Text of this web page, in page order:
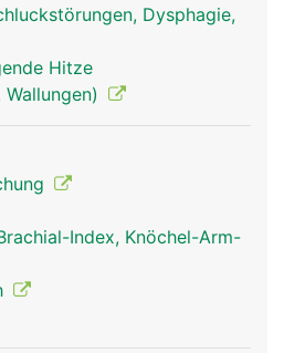
Unterbrechung für mehrere
bleibenden Schäden.
vom umliegenden
umgebenden Hirnhäuten,
Rückenmark-Flüssigkeit
abzudämpfen. Über den
auch mit Nährstoffen
Dysphagie,
Hitze
Index, Knöchel-Arm-